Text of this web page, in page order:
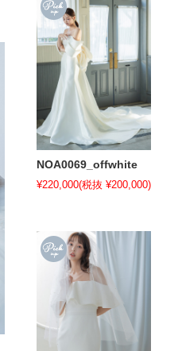
NOA0069_offwhite
¥220,000(税抜 ¥200,000)